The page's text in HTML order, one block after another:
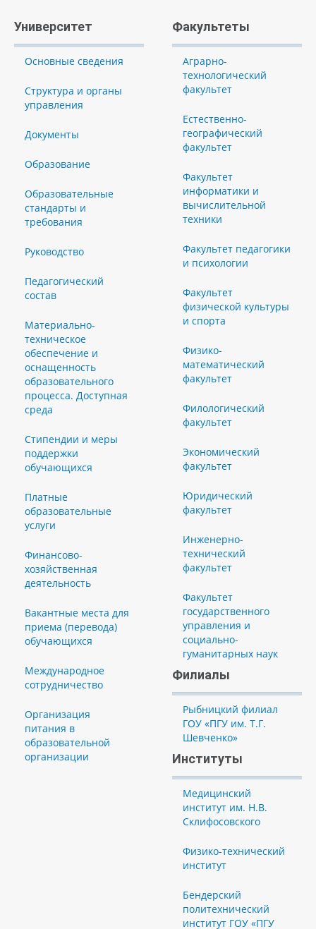
Университет
Основные сведения
Структура и органы
управления
Документы
Образование
Образовательные
стандарты и
требования
Руководство
Педагогический
состав
Материально-
техническое
обеспечение и
оснащенность
образовательного
процесса. Доступная
среда
Стипендии и меры
поддержки
обучающихся
Платные
образовательные
услуги
Финансово-
хозяйственная
деятельность
Вакантные места для
приема (перевода)
обучающихся
Международное
сотрудничество
Организация
питания в
образовательной
организации
Факультеты
Аграрно-
технологический
факультет
Естественно-
географический
факультет
Факультет
информатики и
вычислительной
техники
Факультет педагогики
и психологии
Факультет
физической культуры
и спорта
Физико-
математический
факультет
Филологический
факультет
Экономический
факультет
Юридический
факультет
Инженерно-
технический
факультет
Факультет
государственного
управления и
социально-
гуманитарных наук
Филиалы
Рыбницкий филиал
ГОУ «ПГУ им. Т.Г.
Шевченко»
Институты
Медицинский
институт им. Н.В.
Склифосовского
Физико-технический
институт
Бендерский
политехнический
институт ГОУ «ПГУ